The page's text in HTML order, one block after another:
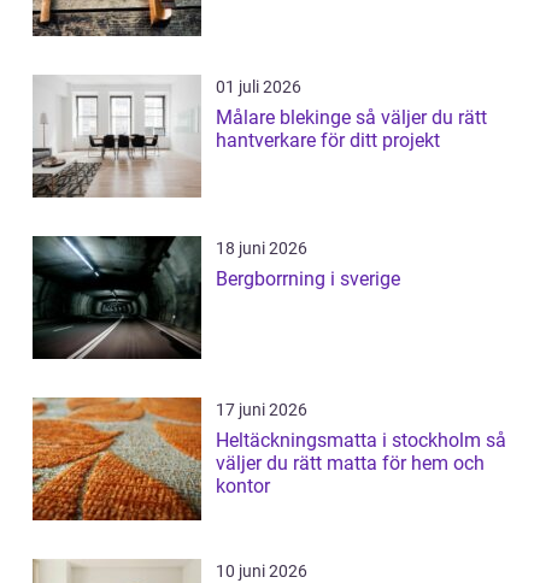
01 juli 2026
Målare blekinge så väljer du rätt
hantverkare för ditt projekt
18 juni 2026
Bergborrning i sverige
17 juni 2026
Heltäckningsmatta i stockholm så
väljer du rätt matta för hem och
kontor
10 juni 2026